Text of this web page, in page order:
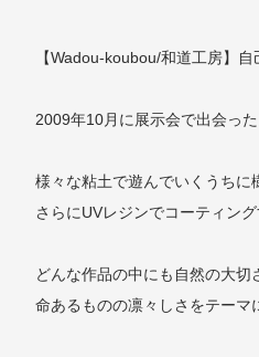
【Wadou-koubou/和道工房】自
2009年10月に展示会で出会っ
様々な粘土で遊んでいくうちに
さらにUVレジンでコーティン
どんな作品の中にも自然の大切
命あるものの凛々しさをテーマ